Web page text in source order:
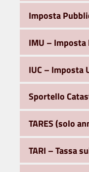
Imposta
IMU –
IUC – Imposta
Sportello
TARES (solo
TARI – Tassa